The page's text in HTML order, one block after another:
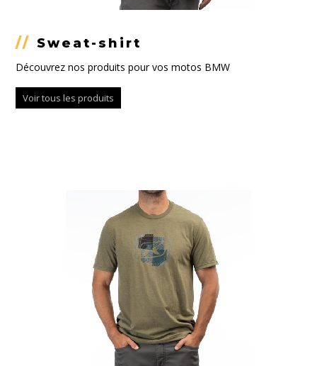
// Sweat-shirt
Découvrez nos produits pour vos motos BMW
Voir tous les produits